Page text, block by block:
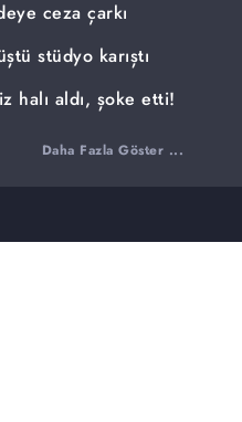
ceza çarkı
stüdyo karıştı
halı aldı, şoke etti!
Daha Fazla Göster ...